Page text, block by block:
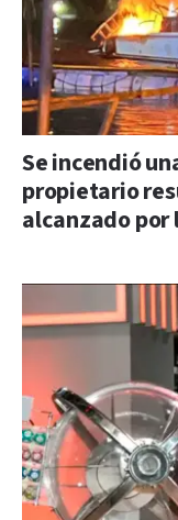
Se incendió
propietario
alcanzado por